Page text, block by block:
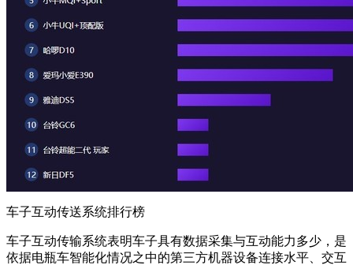
车子互动传送系统排行榜
车子互动传输系统表明车子具有数据采集与互动能力多少，是
依据电瓶车智能化情况之中的第三方机器设备连接水平、交互